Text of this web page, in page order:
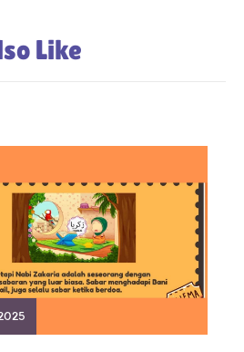
Like